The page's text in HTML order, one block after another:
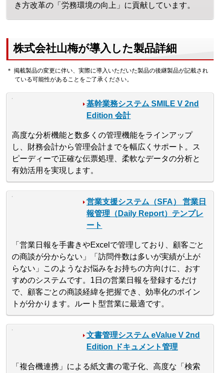
き方改革の「労務環境の向上」に貢献しています。
株式会社山梅が導入した製品詳細
＊ 掲載製品の変更に伴い、実際に導入いただいた製品の後継製品が記載され
ている可能性があることをご了承ください。
基幹業務システム SMILE V 2nd
Edition 会計
高度な分析機能と数多くの管理機能をラインアップ
し、財務会計から管理会計までを幅広くサポート。ス
ピーディーで正確な伝票処理、柔軟なデータの分析と
有効活用を実現します。
営業支援システム（SFA） 営業日
報管理（Daily Report）テンプレ
ート
「営業日報を手書きやExcelで管理しており、顧客ごと
の商談が分からない」「訪問件数は多いが実績が上が
らない」このようなお悩みをお持ちの方向けに、おす
すめのシステムです。1日の営業日報を登録するだけ
で、顧客ごとの商談経緯を把握でき、効率化のポイン
トが分かります。ルート型営業に最適です。
文書管理システム eValue V 2nd
Edition ドキュメント管理
「複合機連携」による紙文書の電子化、高度な「検索